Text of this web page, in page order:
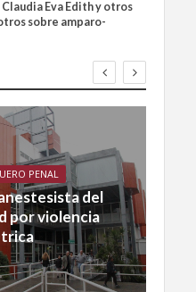
Eva Edith y otros
sobre amparo-
PENAL
del
por violencia